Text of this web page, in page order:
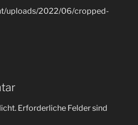
uploads/2022/06/cropped-
Erforderliche Felder sind